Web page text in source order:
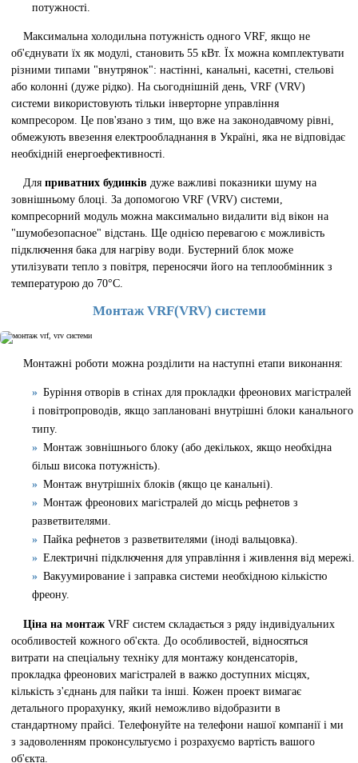
потужності.
Максимальна холодильна потужність одного VRF, якщо не
об'єднувати їх як модулі, становить 55 кВт. Їх можна комплектувати
різними типами "внутрянок": настінні, канальні, касетні, стельові
або колонні (дуже рідко). На сьогоднішній день, VRF (VRV)
системи використовують тільки інверторне управління
компресором. Це пов'язано з тим, що вже на законодавчому рівні,
обмежують ввезення електрообладнання в Україні, яка не відповідає
необхідній енергоефективності.
Для приватних будинків дуже важливі показники шуму на
зовнішньому блоці. За допомогою VRF (VRV) системи,
компресорний модуль можна максимально видалити від вікон на
"шумобезопасное" відстань. Ще однією перевагою є можливість
підключення бака для нагріву води. Бустерний блок може
утилізувати тепло з повітря, переносячи його на теплообмінник з
температурою до 70°C.
Монтаж VRF(VRV) системи
Монтажні роботи можна розділити на наступні етапи виконання:
Буріння отворів в стінах для прокладки фреонових магістралей
і повітропроводів, якщо заплановані внутрішні блоки канального
типу.
Монтаж зовнішнього блоку (або декількох, якщо необхідна
більш висока потужність).
Монтаж внутрішніх блоків (якщо це канальні).
Монтаж фреонових магістралей до місць рефнетов з
разветвителями.
Пайка рефнетов з разветвителями (іноді вальцовка).
Електричні підключення для управління і живлення від мережі.
Вакуумирование і заправка системи необхідною кількістю
фреону.
Ціна на монтаж VRF систем складається з ряду індивідуальних
особливостей кожного об'єкта. До особливостей, відносяться
витрати на спеціальну техніку для монтажу конденсаторів,
прокладка фреонових магістралей в важко доступних місцях,
кількість з'єднань для пайки та інші. Кожен проект вимагає
детального прорахунку, який неможливо відобразити в
стандартному прайсі. Телефонуйте на телефони нашої компанії і ми
з задоволенням проконсультуємо і розрахуємо вартість вашого
об'єкта.